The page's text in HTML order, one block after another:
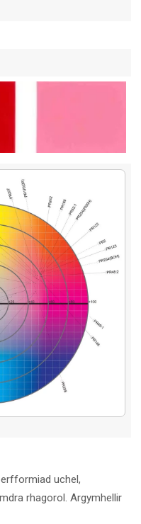
uchel,
rhagorol. Argymhellir